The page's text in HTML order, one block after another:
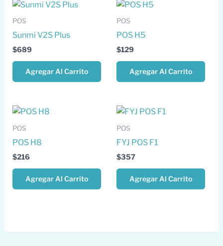
POS
Sunmi V2S Plus
$689
Agregar Al Carrito
POS
POS H5
$129
Agregar Al Carrito
POS
POS H8
$216
Agregar Al Carrito
POS
FYJ POS F1
$357
Agregar Al Carrito